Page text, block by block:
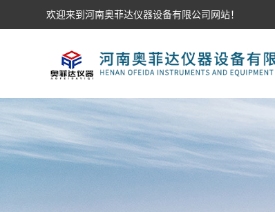
欢迎来到河南奥菲达仪器设备有限公司网站！